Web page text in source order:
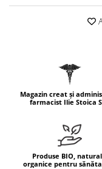
Geluri de duș
Creme SPF corp
Spray SPF
Uleiuri bronzare
Acceleratoare bronz
Igienă Personală
L-Carnitina
Miere de Manuka
Multivitamine
Omega
Magazin creat și
farmacist Ilie Stoica
Produse BIO,
organice pentru